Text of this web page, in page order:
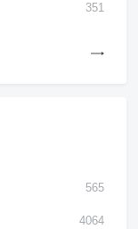
351
565
4064